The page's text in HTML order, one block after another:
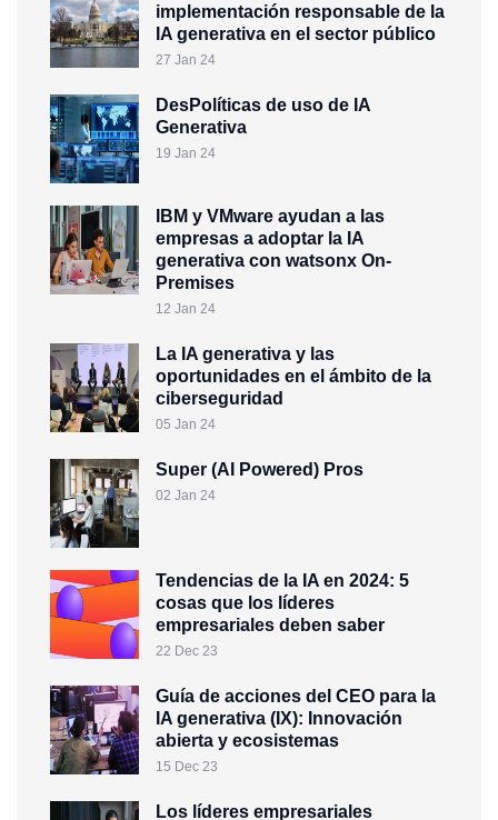
implementación responsable de la
IA generativa en el sector público
27 Jan 24
DesPolíticas de uso de IA
Generativa
19 Jan 24
IBM y VMware ayudan a las
empresas a adoptar la IA
generativa con watsonx On-
Premises
12 Jan 24
La IA generativa y las
oportunidades en el ámbito de la
ciberseguridad
05 Jan 24
Super (AI Powered) Pros
02 Jan 24
Tendencias de la IA en 2024: 5
cosas que los líderes
empresariales deben saber
22 Dec 23
Guía de acciones del CEO para la
IA generativa (IX): Innovación
abierta y ecosistemas
15 Dec 23
Los líderes empresariales